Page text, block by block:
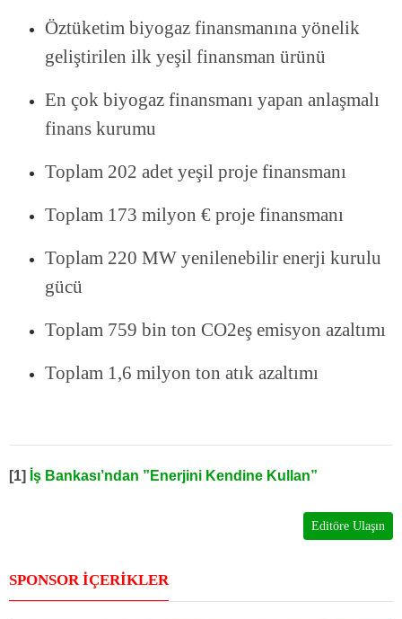
Öztüketim biyogaz finansmanına yönelik
geliştirilen ilk yeşil finansman ürünü
En çok biyogaz finansmanı yapan anlaşmalı
finans kurumu
Toplam 202 adet yeşil proje finansmanı
Toplam 173 milyon € proje finansmanı
Toplam 220 MW yenilenebilir enerji kurulu
gücü
Toplam 759 bin ton CO2eş emisyon azaltımı
Toplam 1,6 milyon ton atık azaltımı
[1] İş Bankası’ndan ”Enerjini Kendine Kullan”
Editöre Ulaşın
SPONSOR İÇERİKLER